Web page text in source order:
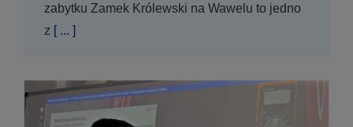
zabytku Zamek Królewski na Wawelu to jedno
z [ ... ]